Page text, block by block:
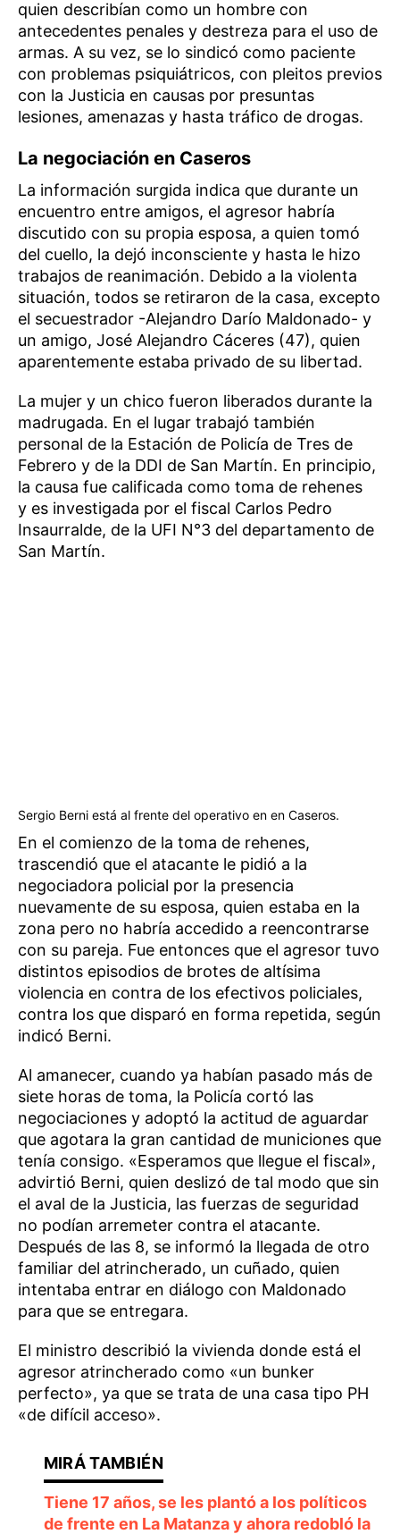
quien describían como un hombre con
antecedentes penales y destreza para el uso de
armas. A su vez, se lo sindicó como paciente
con problemas psiquiátricos, con pleitos previos
con la Justicia en causas por presuntas
lesiones, amenazas y hasta tráfico de drogas.
La negociación en Caseros
La información surgida indica que durante un
encuentro entre amigos, el agresor habría
discutido con su propia esposa, a quien tomó
del cuello, la dejó inconsciente y hasta le hizo
trabajos de reanimación. Debido a la violenta
situación, todos se retiraron de la casa, excepto
el secuestrador -Alejandro Darío Maldonado- y
un amigo, José Alejandro Cáceres (47), quien
aparentemente estaba privado de su libertad.
La mujer y un chico fueron liberados durante la
madrugada. En el lugar trabajó también
personal de la Estación de Policía de Tres de
Febrero y de la DDI de San Martín. En principio,
la causa fue calificada como toma de rehenes
y es investigada por el fiscal Carlos Pedro
Insaurralde, de la UFI N°3 del departamento de
San Martín.
Sergio Berni está al frente del operativo en en Caseros.
En el comienzo de la toma de rehenes,
trascendió que el atacante le pidió a la
negociadora policial por la presencia
nuevamente de su esposa, quien estaba en la
zona pero no habría accedido a reencontrarse
con su pareja. Fue entonces que el agresor tuvo
distintos episodios de brotes de altísima
violencia en contra de los efectivos policiales,
contra los que disparó en forma repetida, según
indicó Berni.
Al amanecer, cuando ya habían pasado más de
siete horas de toma, la Policía cortó las
negociaciones y adoptó la actitud de aguardar
que agotara la gran cantidad de municiones que
tenía consigo. «Esperamos que llegue el fiscal»,
advirtió Berni, quien deslizó de tal modo que sin
el aval de la Justicia, las fuerzas de seguridad
no podían arremeter contra el atacante.
Después de las 8, se informó la llegada de otro
familiar del atrincherado, un cuñado, quien
intentaba entrar en diálogo con Maldonado
para que se entregara.
El ministro describió la vivienda donde está el
agresor atrincherado como «un bunker
perfecto», ya que se trata de una casa tipo PH
«de difícil acceso».
Tiene 17 años, se les plantó a los políticos
de frente en La Matanza y ahora redobló la